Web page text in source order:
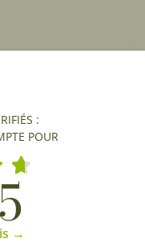
:
POUR
→